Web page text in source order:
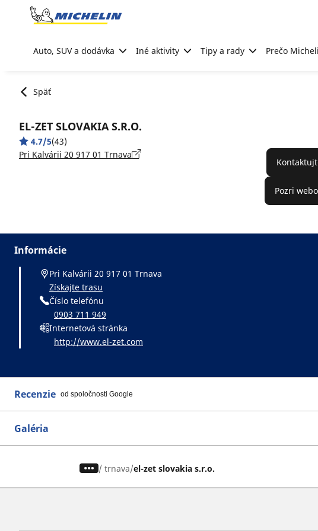
Go to page content
Auto, SUV a dodávka Iné aktivity Tipy a rady Prečo
Späť
EL-ZET SLOVAKIA S.R.O.
4.7/5(43)
Pri Kalvárii 20 917 01 Trnava
Pozri
Informácie
Pri Kalvárii 20 917 01 Trnava
Získajte trasu
Číslo telefónu
0903 711 949
Internetová stránka
http://www.el-zet.com
Recenzie od spoločnosti Google
Galéria
/ trnava el-zet slovakia s.r.o.